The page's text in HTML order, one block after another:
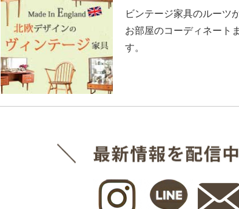
ビンテージ家具のルーツ
お部屋のコーディネート
す。